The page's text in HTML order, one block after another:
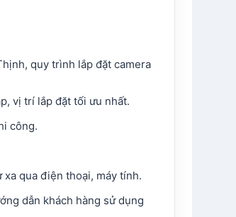
quy trình lắp đặt camera
vị trí lắp đặt tối ưu nhất.
công.
qua điện thoại, máy tính.
dẫn khách hàng sử dụng